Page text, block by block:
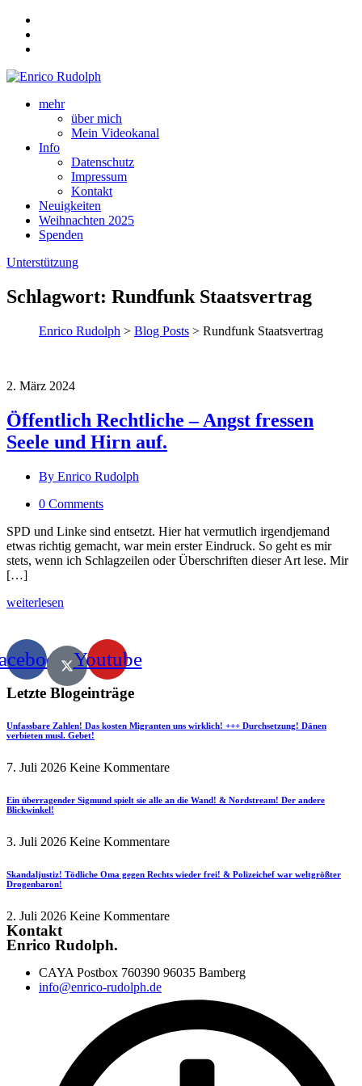
mehr
über mich
Mein Videokanal
Info
Datenschutz
Impressum
Kontakt
Neuigkeiten
Weihnachten 2025
Spenden
Unterstützung
Schlagwort: Rundfunk Staatsvertrag
Enrico Rudolph > Blog Posts > Rundfunk Staatsvertrag
2. März 2024
Öffentlich Rechtliche – Angst fressen
Seele und Hirn auf.
By Enrico Rudolph
0 Comments
SPD und Linke sind entsetzt. Hier hat vermutlich irgendjemand
etwas richtig gemacht, war mein erster Eindruck. So geht es mir
stets, wenn ich Schlagzeilen oder Überschriften dieser Art lese. Mir
[…]
weiterlesen
Youtube
Letzte Blogeinträge
Unfassbare Zahlen! Das kosten Migranten uns wirklich! +++ Durchsetzung! Dänen
verbieten musl. Gebet!
7. Juli 2026 Keine Kommentare
Ein überragender Sigmund spielt sie alle an die Wand! & Nordstream! Der andere
Blickwinkel!
3. Juli 2026 Keine Kommentare
Skandaljustiz! Tödliche Oma gegen Rechts wieder frei! & Polizeichef war weltgrößter
Drogenbaron!
2. Juli 2026 Keine Kommentare
Kontakt
Enrico Rudolph.
CAYA Postbox 760390 96035 Bamberg
info@enrico-rudolph.de